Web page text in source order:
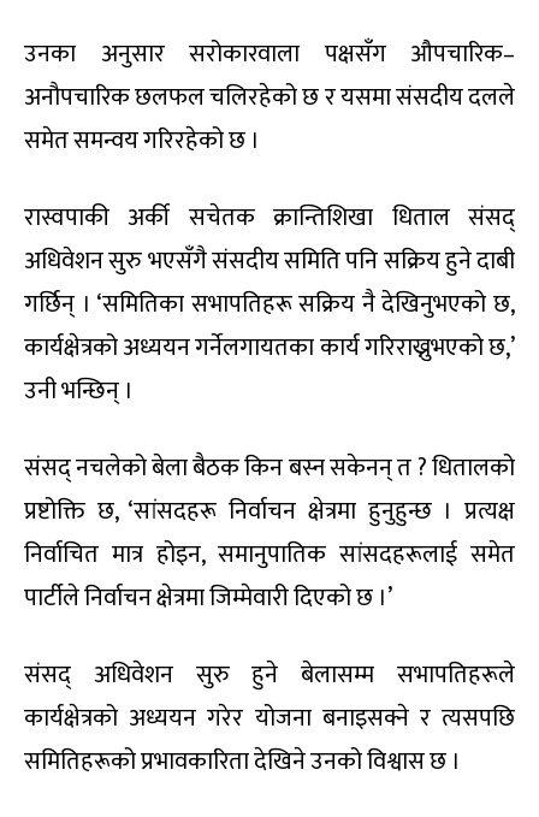
उनका अनुसार सरोकारवाला पक्षसँग औपचारिक–
अनौपचारिक छलफल चलिरहेको छ र यसमा संसदीय दलले
समेत समन्वय गरिरहेको छ ।
रास्वपाकी अर्की सचेतक क्रान्तिशिखा धिताल संसद्
अधिवेशन सुरु भएसँगै संसदीय समिति पनि सक्रिय हुने दाबी
गर्छिन् । ‘समितिका सभापतिहरू सक्रिय नै देखिनुभएको छ,
कार्यक्षेत्रको अध्ययन गर्नेलगायतका कार्य गरिराख्नुभएको छ,’
उनी भन्छिन् ।
संसद् नचलेको बेला बैठक किन बस्न सकेनन् त ? धितालको
प्रष्टोक्ति छ, ‘सांसदहरू निर्वाचन क्षेत्रमा हुनुहुन्छ । प्रत्यक्ष
निर्वाचित मात्र होइन, समानुपातिक सांसदहरूलाई समेत
पार्टीले निर्वाचन क्षेत्रमा जिम्मेवारी दिएको छ ।’
संसद् अधिवेशन सुरु हुने बेलासम्म सभापतिहरूले
कार्यक्षेत्रको अध्ययन गरेर योजना बनाइसक्ने र त्यसपछि
समितिहरूको प्रभावकारिता देखिने उनको विश्वास छ ।